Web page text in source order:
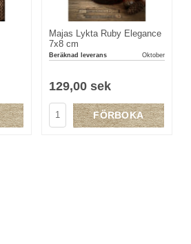
Majas Lykta Ruby Elegance
7x8 cm
Beräknad leverans Oktober
129,00 sek
FÖRBOKA